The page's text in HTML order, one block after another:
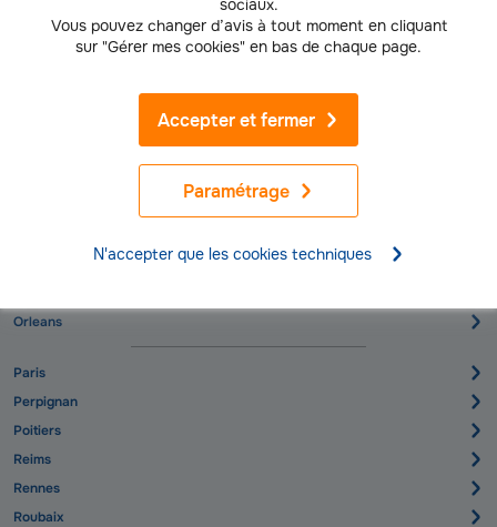
Vous pouvez changer d’avis à tout moment en cliquant
sur "Gérer mes cookies" en bas de chaque page.
Paramétrage
Accepter et fermer
N'accepter que les cookies techniques
Marseille
Orleans
Paris
Perpignan
Poitiers
Reims
Rennes
Roubaix